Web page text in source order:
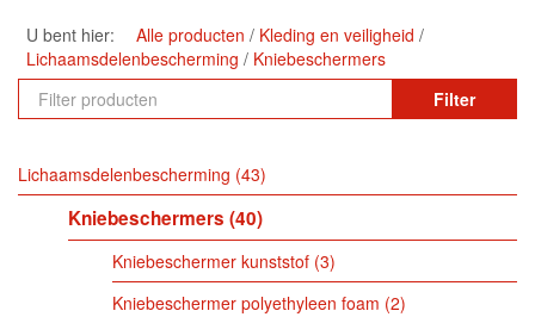
U bent hier: Alle producten
Kleding en veiligheid
Lichaamsdelenbescherming
Kniebeschermers
Filter
Lichaamsdelenbescherming 43
Kniebeschermers 40
Kniebeschermer kunststof 3
Kniebeschermer polyethyleen foam 2